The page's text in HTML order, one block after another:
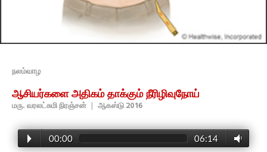
நலம்வாழ
ஆசியர்களை அதிகம் தாக்கும் நீரிழிவுநோய்
மரு. வரலட்சுமி நிரஞ்சன் | ஆகஸ்டு 2016
00:00 06:14